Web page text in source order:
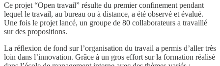
Ce projet “Open travail” résulte du premier confinement pendant
lequel le travail, au bureau ou à distance, a été observé et évalué.
Une fois le projet lancé, un groupe de 80 collaborateurs a travaillé
sur des propositions.
La réflexion de fond sur l’organisation du travail a permis d’aller très
loin dans l’innovation. Grâce à un gros effort sur la formation réalisé